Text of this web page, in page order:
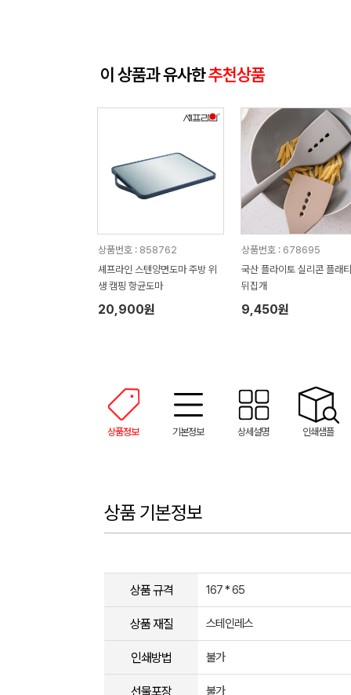
이 상품과 유사한추천상품
상품번호 : 858762
셰프라인 스텐양면도마 주방 위
생 캠핑 항균도마
20,900원
상품번호 : 678695
국산 플라이토 실리콘 플래
뒤집개
9,450원
상품정보 기본정보 상세설명 인쇄샘플
상품 기본정보
상품 규격 167 * 65
상품 재질 스테인레스
인쇄방법 불가
선물포장 불가